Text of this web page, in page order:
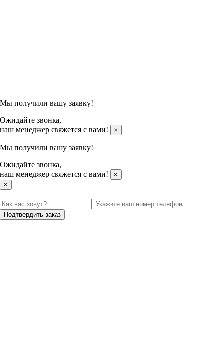
Мы получили вашу заявку!
Ожидайте звонка,
наш менеджер свяжется с вами!
×
Мы получили вашу заявку!
Ожидайте звонка,
наш менеджер свяжется с вами!
×
×
Подтвердить заказ